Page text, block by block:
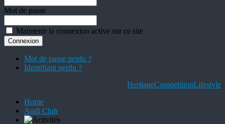
Mot de passe
Maintenir la connexion active sur ce site
Mot de passe perdu ?
Identifiant perdu ?
HeritageCompetitionLifestyle
Home
Audi Club